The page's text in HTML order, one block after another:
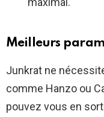
Meilleurs
Junkrat ne
comme Hanzo ou
pouvez vous en